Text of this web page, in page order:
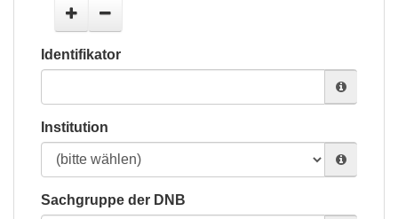
Identifikator
Institution
Sachgruppe der DNB